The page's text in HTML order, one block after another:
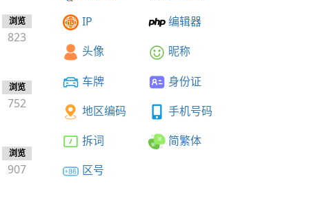
浏览
823
浏览
752
浏览
907
IP
编辑器
头像
昵称
车牌
身份证
地区编码
手机号码
拆词
简繁体
区号